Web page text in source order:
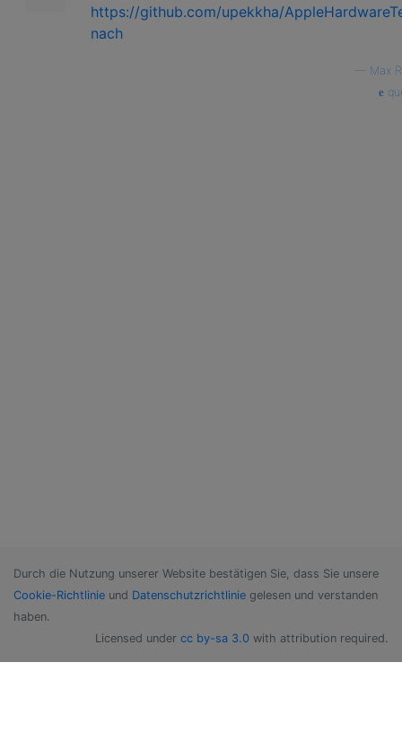
https://github.com/upekkha/
nach
Max
Durch die Nutzung unserer Website bestätigen Sie, dass Sie unsere
Cookie-Richtlinie und Datenschutzrichtlinie gelesen und verstanden
haben.
Licensed under cc by-sa 3.0 with attribution required.